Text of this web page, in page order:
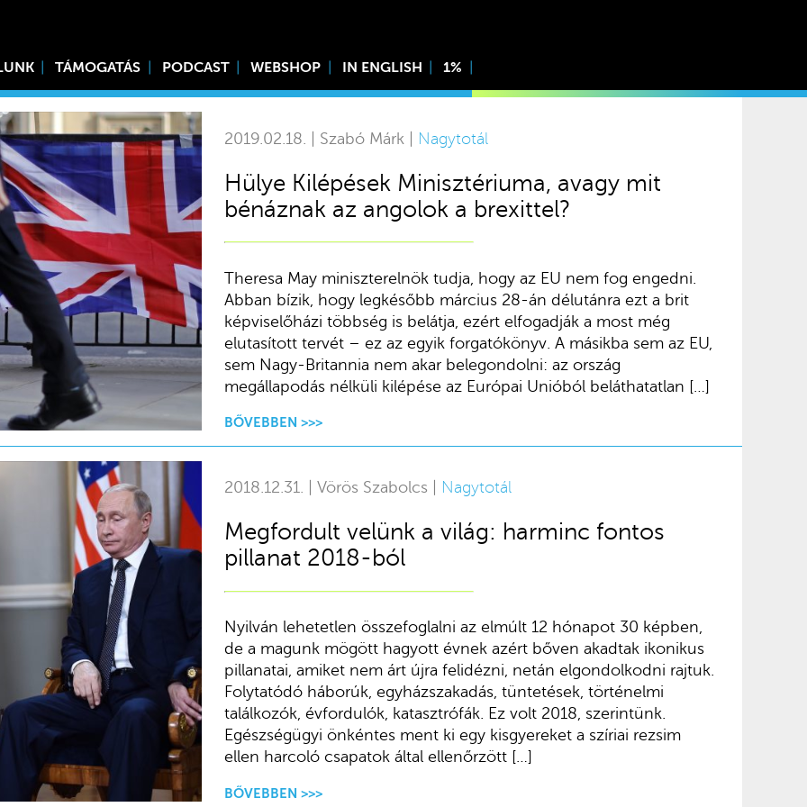
TÁMOGATÁS PODCAST WEBSHOP IN ENGLISH 1%
2019.02.18. | Szabó Márk | Nagytotál
Hülye Kilépések Minisztériuma, avagy mit
bénáznak az angolok a brexittel?
Theresa May miniszterelnök tudja, hogy az EU nem fog engedni.
Abban bízik, hogy legkésőbb március 28-án délutánra ezt a brit
képviselőházi többség is belátja, ezért elfogadják a most még
elutasított tervét – ez az egyik forgatókönyv. A másikba sem az EU,
sem Nagy-Britannia nem akar belegondolni: az ország
megállapodás nélküli kilépése az Európai Unióból beláthatatlan […]
BŐVEBBEN >>>
2018.12.31. | Vörös Szabolcs | Nagytotál
Megfordult velünk a világ: harminc fontos
pillanat 2018-ból
Nyilván lehetetlen összefoglalni az elmúlt 12 hónapot 30 képben,
de a magunk mögött hagyott évnek azért bőven akadtak ikonikus
pillanatai, amiket nem árt újra felidézni, netán elgondolkodni rajtuk.
Folytatódó háborúk, egyházszakadás, tüntetések, történelmi
találkozók, évfordulók, katasztrófák. Ez volt 2018, szerintünk.
Egészségügyi önkéntes ment ki egy kisgyereket a szíriai rezsim
ellen harcoló csapatok által ellenőrzött […]
BŐVEBBEN >>>